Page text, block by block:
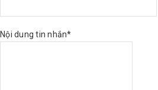
Nội dung tin nhắn*